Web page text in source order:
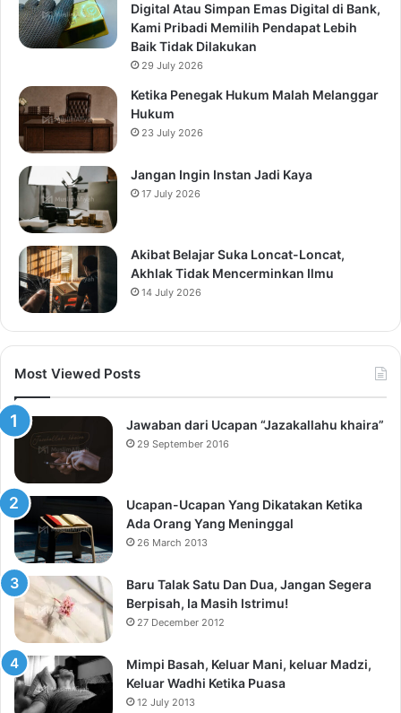
Digital Atau Simpan Emas Digital di Bank,
Kami Pribadi Memilih Pendapat Lebih
Baik Tidak Dilakukan
29 July 2026
Ketika Penegak Hukum Malah Melanggar
Hukum
23 July 2026
Jangan Ingin Instan Jadi Kaya
17 July 2026
Akibat Belajar Suka Loncat-Loncat,
Akhlak Tidak Mencerminkan Ilmu
14 July 2026
Most Viewed Posts
Jawaban dari Ucapan “Jazakallahu khaira”
29 September 2016
Ucapan-Ucapan Yang Dikatakan Ketika
Ada Orang Yang Meninggal
26 March 2013
Baru Talak Satu Dan Dua, Jangan Segera
Berpisah, Ia Masih Istrimu!
27 December 2012
Mimpi Basah, Keluar Mani, keluar Madzi,
Keluar Wadhi Ketika Puasa
12 July 2013